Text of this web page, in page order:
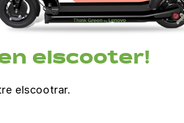
elscooter!
elscootrar.